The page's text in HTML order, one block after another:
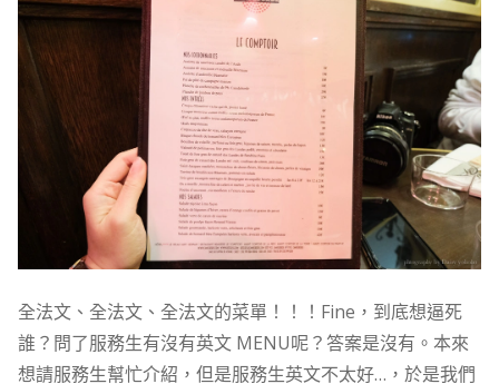
全法文、全法文、全法文的菜單！！！Fine，到底想逼死
誰？問了服務生有沒有英文 MENU呢？答案是沒有。本來
想請服務生幫忙介紹，但是服務生英文不太好…，於是我們